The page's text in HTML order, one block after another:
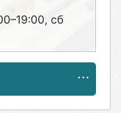
сб
24